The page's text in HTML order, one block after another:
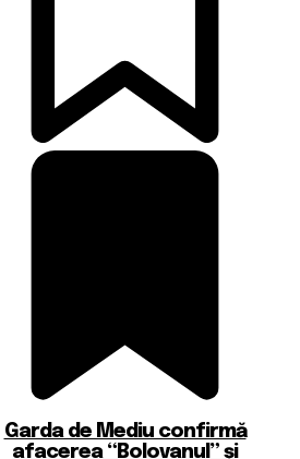
Garda de Mediu confirmă
afacerea “Bolovanul” și